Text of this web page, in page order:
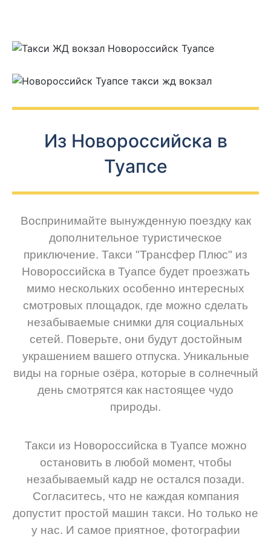
Из Новороссийска в
Туапсе
Воспринимайте вынужденную поездку как
дополнительное туристическое
приключение. Такси "Трансфер Плюс" из
Новороссийска в Туапсе будет проезжать
мимо нескольких особенно интересных
смотровых площадок, где можно сделать
незабываемые снимки для социальных
сетей. Поверьте, они будут достойным
украшением вашего отпуска. Уникальные
виды на горные озёра, которые в солнечный
день смотрятся как настоящее чудо
природы.
Такси из Новороссийска в Туапсе можно
остановить в любой момент, чтобы
незабываемый кадр не остался позади.
Согласитесь, что не каждая компания
допустит простой машин такси. Но только не
у нас. И самое приятное, фотографии